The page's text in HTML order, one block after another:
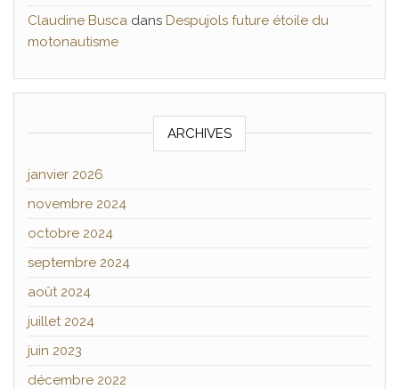
Claudine Busca dans Despujols future étoile du
motonautisme
ARCHIVES
janvier 2026
novembre 2024
octobre 2024
septembre 2024
août 2024
juillet 2024
juin 2023
décembre 2022